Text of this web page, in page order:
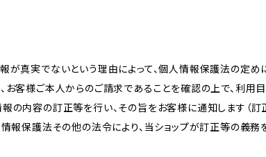
が真実でないという理由によって、個人情報保護法の定
、お客様ご本人からのご請求であることを確認の上で、利
報の内容の訂正等を行い、その旨をお客様に通知します（
情報保護法その他の法令により、当ショップが訂正等の義